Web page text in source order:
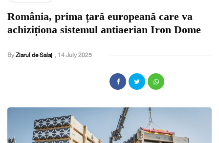
România, prima țară europeană care va
achiziționa sistemul antiaerian Iron Dome
By Ziarul de Salaj , 14 July 2025